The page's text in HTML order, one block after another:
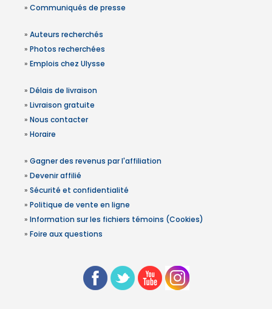
» Communiqués de presse
» Auteurs recherchés
» Photos recherchées
» Emplois chez Ulysse
» Délais de livraison
» Livraison gratuite
» Nous contacter
» Horaire
» Gagner des revenus par l'affiliation
» Devenir affilié
» Sécurité et confidentialité
» Politique de vente en ligne
» Information sur les fichiers témoins (Cookies)
» Foire aux questions